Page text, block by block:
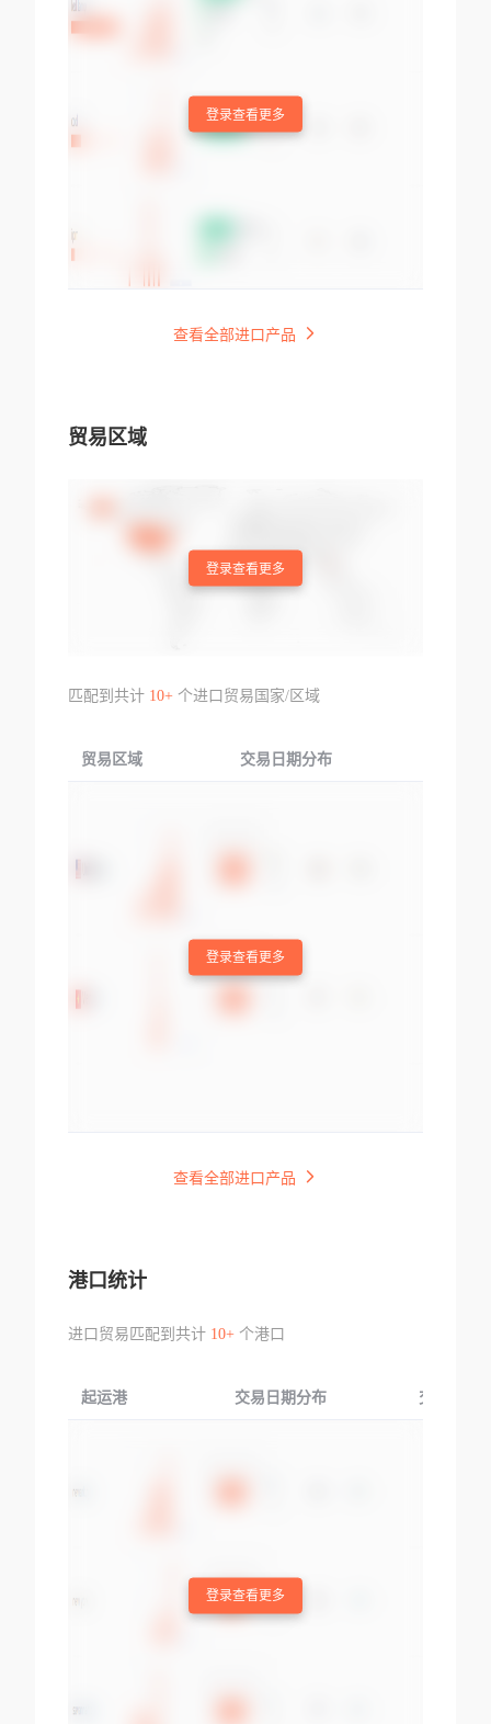
登录查看更多
查看全部进口产品
贸易区域
登录查看更多
匹配到共计 10+个进口贸易国家/区域
贸易区域 交易日期分布
登录查看更多
查看全部进口产品
港口统计
进口贸易匹配到共计 10+个港口
起运港 交易日期分布 交易产品
登录查看更多